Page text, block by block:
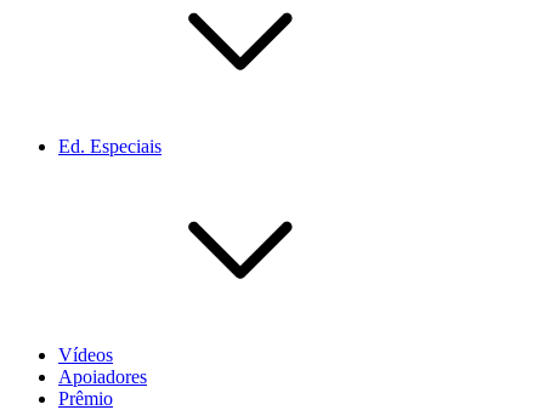
Ed. Especiais
Vídeos
Apoiadores
Prêmio